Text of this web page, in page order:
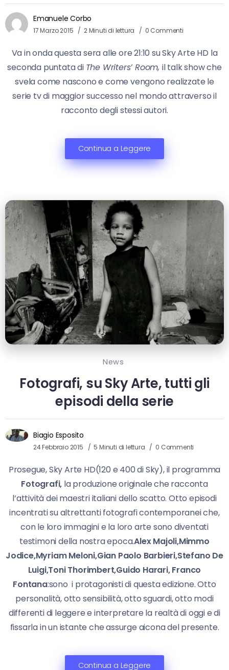
Emanuele Corbo
17 Marzo 2015 2 Minuti di lettura 0 Commenti
Va in onda questa sera alle ore 21:10 su Sky Arte HD la
seconda puntata di The Writers’ Room, il talk show che
svela come nascono e come vengono realizzate le
serie tv di maggior successo nel mondo attraverso il
racconto degli stessi autori.
Continua a Leggere
News
Fotografi, su Sky Arte, tutti gli
episodi della serie
Biagio Esposito
24 Febbraio 2015 5 Minuti di lettura 0 Commenti
Prosegue, Sky Arte HD(120 e 400 di Sky), il programma
Fotografi, la produzione originale che racconta
l’attività dei maestri italiani dello scatto. Otto episodi
incentrati su altrettanti fotografi contemporanei che,
con le loro immagini e la loro arte sono diventati
testimoni della nostra epoca.Alex Majoli,Mimmo
Jodice,Myriam Meloni,Gian Paolo Barbieri,Stefano De
Luigi,Toni Thorimbert,Guido Harari, Franco
Fontana:sono i protagonisti di questa edizione. Otto
personalità, otto sensibilità, otto sguardi, otto modi
differenti di leggere e interpretare la realtà di oggi e di
fissarla in un istante che assurge aicona del presente.
Continua a Leggere